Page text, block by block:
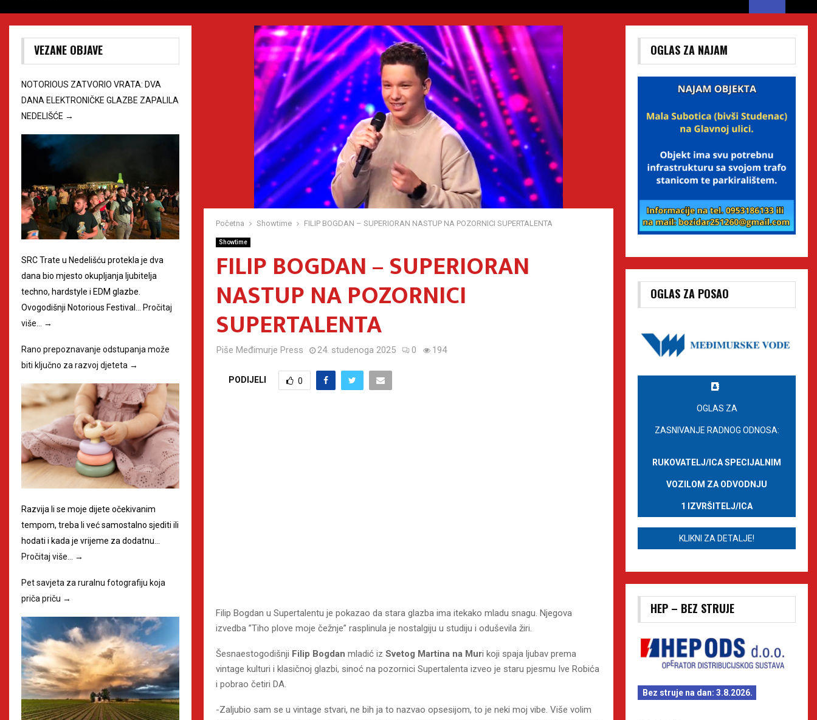
Početna Showtime FILIP BOGDAN – SUPERIORAN NASTUP NA POZORNICI SUPERTALENTA
Showtime
FILIP BOGDAN – SUPERIORAN
NASTUP NA POZORNICI
SUPERTALENTA
Piše Međimurje Press 24. studenoga 2025 0 194
PODIJELI 0
Filip Bogdan u Supertalentu je pokazao da stara glazba ima itekako mladu snagu. Njegova
izvedba ”Tiho plove moje čežnje” rasplinula je nostalgiju u studiju i oduševila žiri.
Šesnaestogodišnji Filip Bogdan mladić iz Svetog Martina na Muri koji spaja ljubav prema
vintage kulturi i klasičnoj glazbi, sinoć na pozornici Supertalenta izveo je staru pjesmu Ive Robića
i pobrao četiri DA.
-Zaljubio sam se u vintage stvari, ne bih ja to nazvao opsesijom, to je neki moj vibe. Više volim
VEZANE OBJAVE
NOTORIOUS ZATVORIO VRATA: DVA
DANA ELEKTRONIČKE GLAZBE ZAPALILA
NEDELIŠĆE →
SRC Trate u Nedelišću protekla je dva
dana bio mjesto okupljanja ljubitelja
techno, hardstyle i EDM glazbe.
Ovogodišnji Notorious Festival… Pročitaj
više… →
Rano prepoznavanje odstupanja može
biti ključno za razvoj djeteta →
Razvija li se moje dijete očekivanim
tempom, treba li već samostalno sjediti ili
hodati i kada je vrijeme za dodatnu…
Pročitaj više…
→
Pet savjeta za ruralnu fotografiju koja
priča priču →
OGLAS ZA NAJAM
OGLAS ZA POSAO
OGLAS ZA
ZASNIVANJE RADNOG ODNOSA:
RUKOVATELJ/ICA SPECIJALNIM
VOZILOM ZA ODVODNJU
1 IZVRŠITELJ/ICA
KLIKNI ZA DETALJE!
HEP – BEZ STRUJE
Bez struje na dan: 3.8.2026.